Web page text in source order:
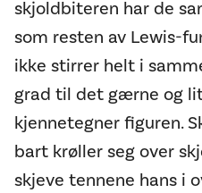
skjoldbiteren har de
som resten av Lewis-
ikke stirrer helt i
grad til det gærne og
kjennetegner figuren.
bart krøller seg over
skjeve tennene hans i